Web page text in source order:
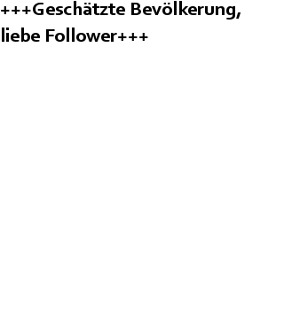
+++Geschätzte Bevölkerung,
liebe Follower+++